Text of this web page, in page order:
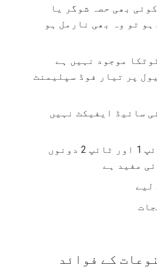
بھی حصہ شوگر یا
تو وہ بھی نارمل ہو
موجود نہیں ہے
پر تیار فوڈ سپلیمنٹ
سائیڈ ایفیکٹ نہیں
یہ فوڈ سپلیمنٹ ٹائپ 1 اور ٹائپ 2 دونوں
مفید ہے
لیے